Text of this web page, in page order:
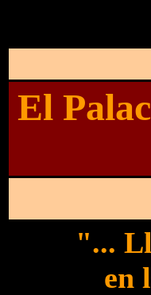
El
"...
en